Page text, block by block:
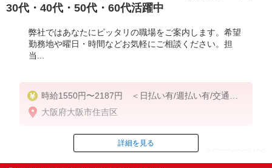
30代・40代・50代・60代活躍中
弊社ではあなたにピッタリの職場をご案内します。希望
勤務地や曜日・時間などお気軽にご相談ください。担
当...
時給1550円〜2187円 ＜日払い有/週払い有/交通費
全支給(ガソリン代含む)＞
大阪府大阪市住吉区
ID：AE0708993409
詳細を見る